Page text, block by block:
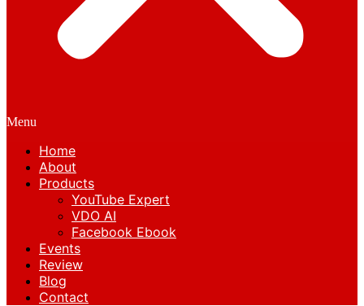
Menu
Home
About
Products
YouTube Expert
VDO AI
Facebook Ebook
Events
Review
Blog
Contact